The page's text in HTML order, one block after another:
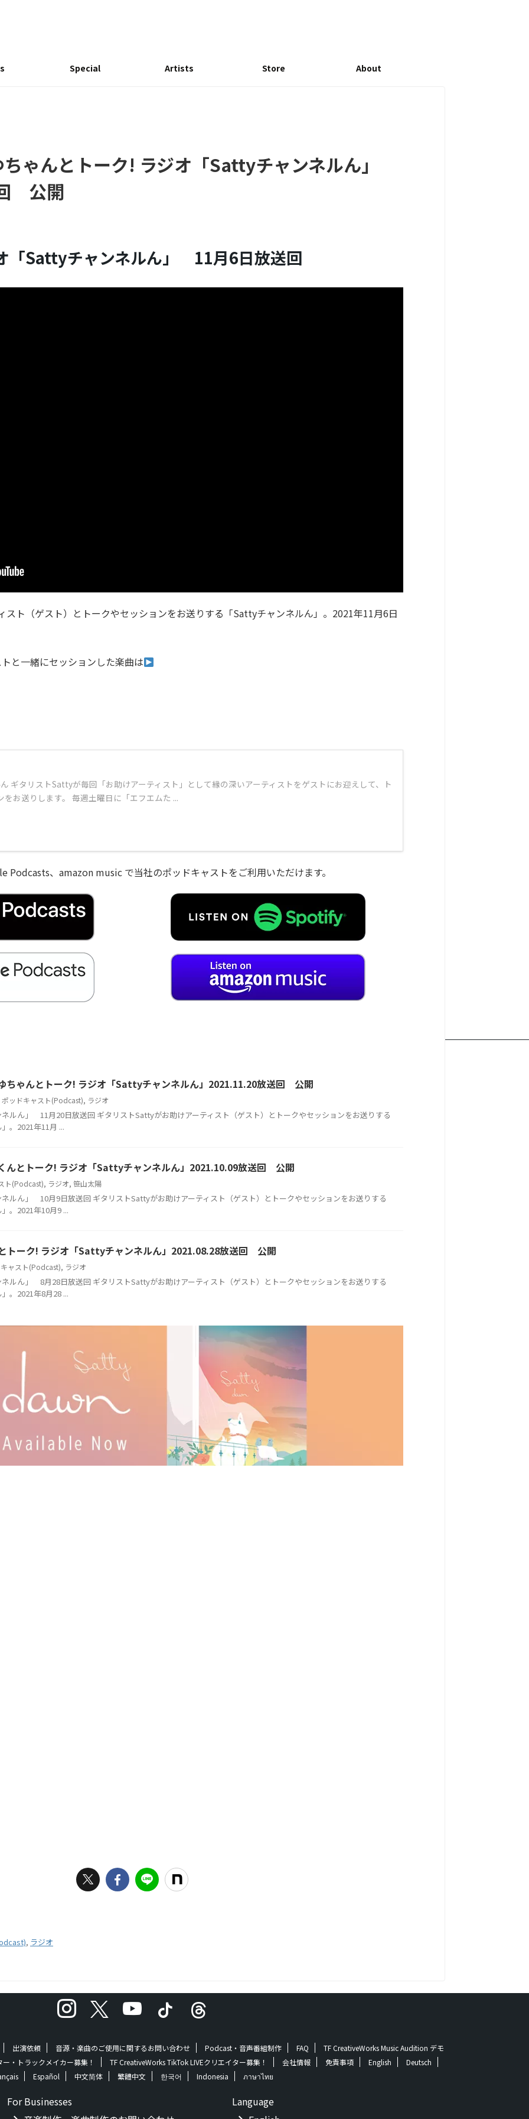
Special Artists Store About
ゃんとトーク! ラジオ「Sattyチャンネルん」
公開
「Sattyチャンネルん」 11月6日放送回
スト（ゲスト）とトークやセッションをお送りする「Sattyチャンネルん」。2021年11月6日
と一緒にセッションした楽曲は
ギタリストSattyが毎回「お助けアーティスト」として縁の深いアーティストをゲストにお迎えして、ト
をお送りします。 毎週土曜日に「エフエムた ...
、amazon music で当社のポッドキャストをご利用いただけます。
ちゃんとトーク! ラジオ「Sattyチャンネルん」2021.11.20放送回 公開
ポッドキャスト(Podcast), ラジオ
ルん」 11月20日放送回 ギタリストSattyがお助けアーティスト（ゲスト）とトークやセッションをお送りする
。2021年11月 ...
んとトーク! ラジオ「Sattyチャンネルん」2021.10.09放送回 公開
ト(Podcast), ラジオ, 笹山太陽
ルん」 10月9日放送回 ギタリストSattyがお助けアーティスト（ゲスト）とトークやセッションをお送りする
。2021年10月9 ...
トーク! ラジオ「Sattyチャンネルん」2021.08.28放送回 公開
ャスト(Podcast), ラジオ
ルん」 8月28日放送回 ギタリストSattyがお助けアーティスト（ゲスト）とトークやセッションをお送りする
。2021年8月28 ...
, ラジオ
出演依頼 音源・楽曲のご使用に関するお問い合わせ Podcast・音声番組制作 FAQ
TF CreativeWorks Music Audition デモ
・トラックメイカー募集！
TF CreativeWorks TikTok LIVEクリエイター募集！ 会社情報 免責事項 English
Deutsch
Español 中文简体 繁體中文 한국어 Indonesia ภาษาไทย
For Businesses
Language